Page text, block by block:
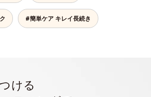
#簡単ケア キレイ長続き
ける